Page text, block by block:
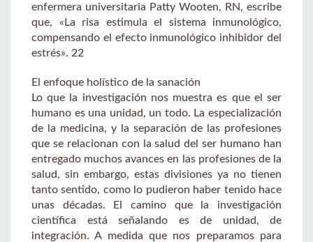
enfermera universitaria Patty Wooten, RN, escribe
que, «La risa estimula el sistema inmunológico,
compensando el efecto inmunológico inhibidor del
estrés». 22
El enfoque holístico de la sanación
Lo que la investigación nos muestra es que el ser
humano es una unidad, un todo. La especialización
de la medicina, y la separación de las profesiones
que se relacionan con la salud del ser humano han
entregado muchos avances en las profesiones de la
salud, sin embargo, estas divisiones ya no tienen
tanto sentido, como lo pudieron haber tenido hace
unas décadas. El camino que la investigación
científica está señalando es de unidad, de
integración. A medida que nos preparamos para